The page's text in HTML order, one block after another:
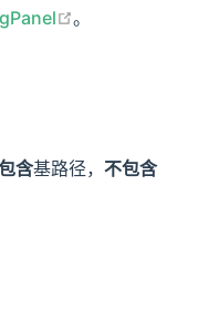
open in new
。
含基路径， 不包含